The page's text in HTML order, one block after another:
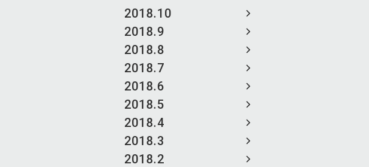
2018.10
2018.9
2018.8
2018.7
2018.6
2018.5
2018.4
2018.3
2018.2